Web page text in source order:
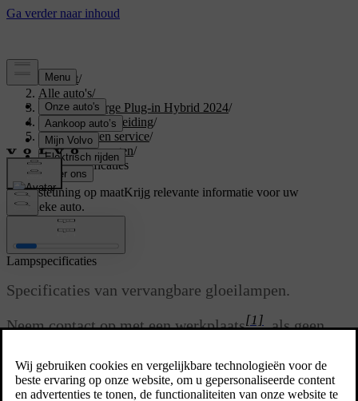
Support/
Alle auto's/
XC40 Recharge Plug-in Hybrid 2024/
Gebruikershandleiding/
Onderhoud en service/
Lamp vervangen/
Lampspecificaties
Ondersteuning op maatKrijg relevante informatie voor uw
specifieke auto.
Lampspecificaties
Specificaties van vervangbare gloeilampen.
Neem contact op met een werkplaats[1], als geen
een storing aan led [2]-lampen moet in de meeste
gevallen het hele lamphuis worden vervangen.